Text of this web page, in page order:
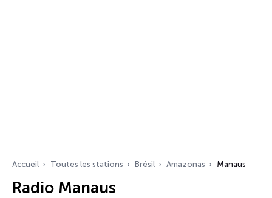
Accueil Toutes les stations Brésil Amazonas Manaus
Radio Manaus